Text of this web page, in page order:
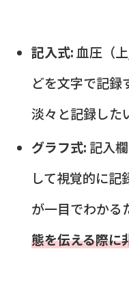
記入式: 血圧（
どを文字で記録
淡々と記録した
グラフ式: 記入
して視覚的に記
が一目でわかる
態を伝える際に